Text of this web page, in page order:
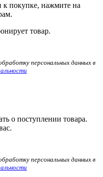
к покупке, нажмите на
товар.
персональных данных в
о поступлении товара.
персональных данных в